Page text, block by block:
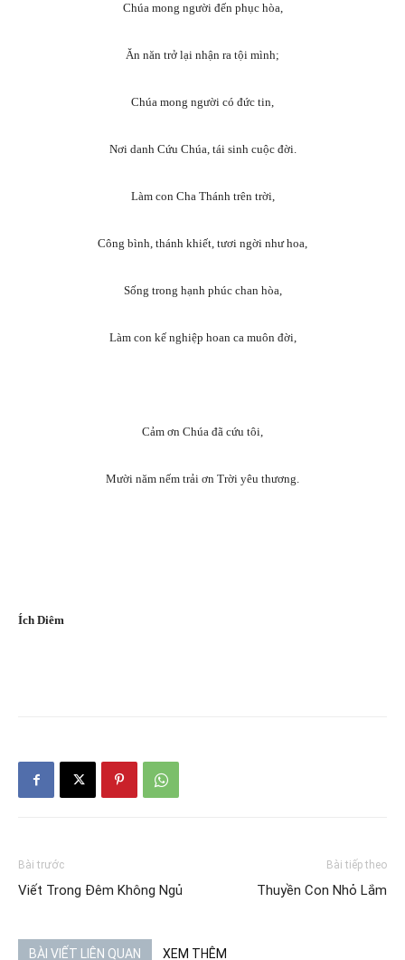
Chúa mong người đến phục hòa,
Ăn năn trở lại nhận ra tội mình;
Chúa mong người có đức tin,
Nơi danh Cứu Chúa, tái sinh cuộc đời.
Làm con Cha Thánh trên trời,
Công bình, thánh khiết, tươi ngời như hoa,
Sống trong hạnh phúc chan hòa,
Làm con kế nghiệp hoan ca muôn đời,
Cảm ơn Chúa đã cứu tôi,
Mười năm nếm trải ơn Trời yêu thương.
Ích Diêm
Bài trước
Viết Trong Đêm Không Ngủ
Bài tiếp theo
Thuyền Con Nhỏ Lắm
BÀI VIẾT LIÊN QUAN XEM THÊM